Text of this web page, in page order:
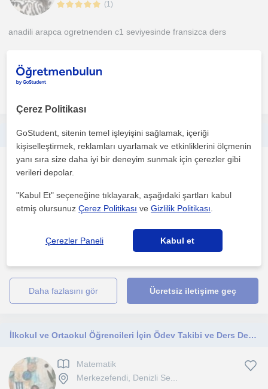
(1)
anadili arapca ogretnenden c1 seviyesinde fransizca ders
İlkokulda ödev takibi ve matematik desteği
Matematik
Anlaşılmayan konuların sade ve sabırlı şekilde anlatıl...
daha fazlasını gör Ücretsiz iletişime geç
İlkokul ve Ortaokul Öğrencileri İçin Ödev Takibi ve Ders Destek
Matematik
Merkezefendi, Denizli Se...
Çerez Politikası
GoStudent, sitenin temel işleyişini sağlamak, içeriği
kişiselleştirmek, reklamları uyarlamak ve etkinliklerini ölçmenin
yanı sıra size daha iyi bir deneyim sunmak için çerezler gibi
verileri depolar.
"Kabul Et" seçeneğine tıklayarak, aşağıdaki şartları kabul
etmiş olursunuzÇerez Politikası veGizlilik Politikası
Çerezler Paneli Kabul et